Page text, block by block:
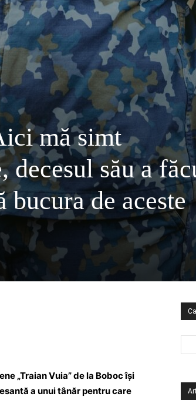
mă simt
său a
bucura de aceste
„Traian Vuia” de la Boboc își
a unui tânăr pentru care